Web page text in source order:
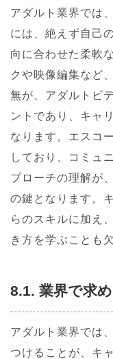
アダルト業界では
には、絶えず自己
向に合わせた柔軟
クや映像編集など
無が、アダルトビ
ントであり、キャ
なります。エスコ
しており、コミュ
プローチの理解が
の鍵となります。
らのスキルに加え
き方を学ぶことも
8.1. 業界で求
アダルト業界では
つけることが、キ